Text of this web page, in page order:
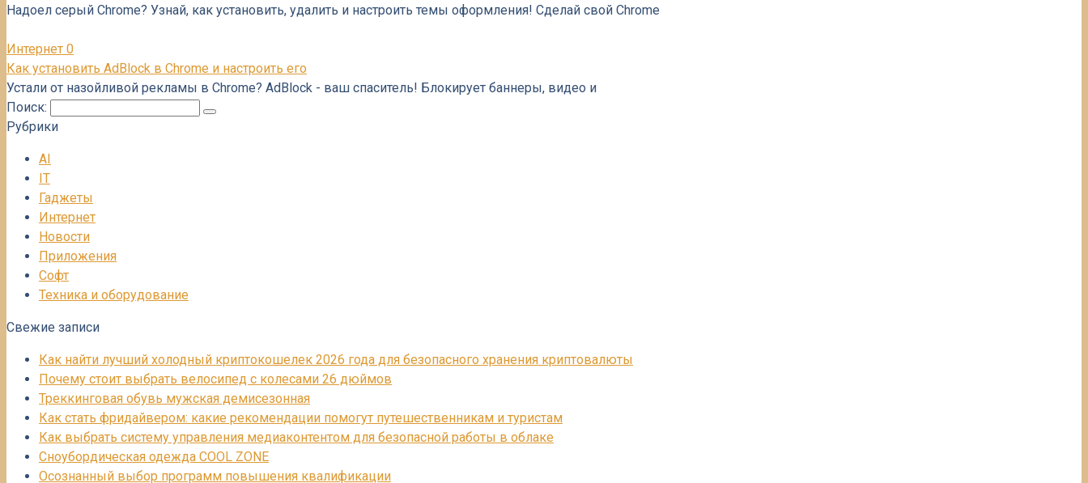
Надоел серый Chrome? Узнай, как установить, удалить и настроить темы оформления! Сделай свой Chrome
Интернет 0
Как установить AdBlock в Chrome и настроить его
Устали от назойливой рекламы в Chrome? AdBlock - ваш спаситель! Блокирует баннеры, видео и
Поиск:
Рубрики
AI
IT
Гаджеты
Интернет
Новости
Приложения
Софт
Техника и оборудование
Свежие записи
Как найти лучший холодный криптокошелек 2026 года для безопасного хранения криптовалюты
Почему стоит выбрать велосипед с колесами 26 дюймов
Треккинговая обувь мужская демисезонная
Как стать фридайвером: какие рекомендации помогут путешественникам и туристам
Как выбрать систему управления медиаконтентом для безопасной работы в облаке
Сноубордическая одежда COOL ZONE
Осознанный выбор программ повышения квалификации